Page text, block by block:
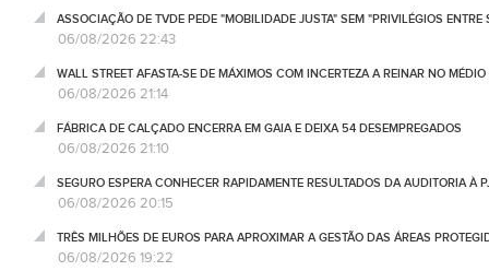
ASSOCIAÇÃO DE TVDE PEDE "MOBILIDADE JUSTA" SEM "PRIVILÉGIOS ENTRE
06/08/2026 22:43
WALL STREET AFASTA-SE DE MÁXIMOS COM INCERTEZA A REINAR NO
06/08/2026 21:14
FÁBRICA DE CALÇADO ENCERRA EM GAIA E DEIXA 54 DESEMPREGADOS
06/08/2026 21:10
SEGURO ESPERA CONHECER RAPIDAMENTE RESULTADOS DA AUDITORIA À
06/08/2026 20:15
TRÊS MILHÕES DE EUROS PARA APROXIMAR A GESTÃO DAS ÁREAS
06/08/2026 19:22